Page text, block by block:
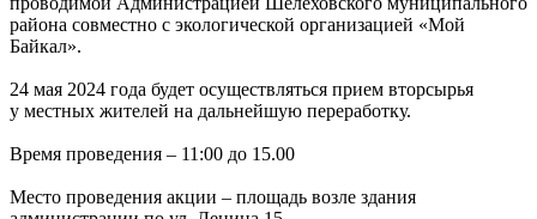
района совместно с экологической организацией «Мой
Байкал».
24 мая 2024 года будет осуществляться прием вторсырья
у местных жителей на дальнейшую переработку.
Время проведения – 11:00 до 15.00
Место проведения акции – площадь возле здания